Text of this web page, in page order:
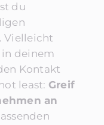
du
Vielleicht
in deinem
Kontakt
least: Greif
an